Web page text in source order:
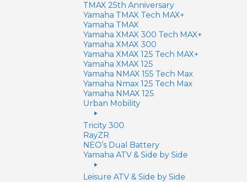
TMAX 25th Anniversary
Yamaha TMAX Tech MAX+
Yamaha TMAX
Yamaha XMAX 300 Tech MAX+
Yamaha XMAX 300
Yamaha XMAX 125 Tech MAX+
Yamaha XMAX 125
Yamaha NMAX 155 Tech Max
Yamaha Nmax 125 Tech Max
Yamaha NMAX 125
Urban Mobility
Tricity 300
RayZR
NEO’s Dual Battery
Yamaha ATV & Side by Side
Leisure ATV & Side by Side